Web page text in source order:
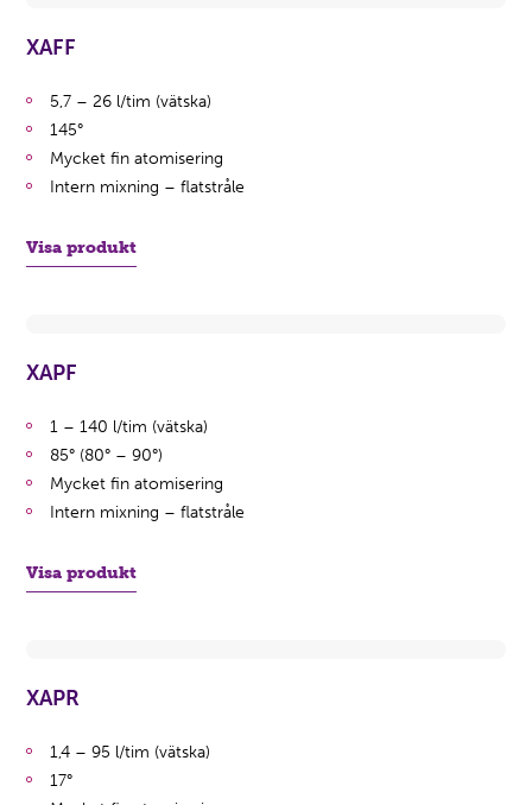
XAFF
5,7 – 26 l/tim (vätska)
145°
Mycket fin atomisering
Intern mixning – flatstråle
Visa produkt
XAPF
1 – 140 l/tim (vätska)
85° (80° – 90°)
Mycket fin atomisering
Intern mixning – flatstråle
Visa produkt
XAPR
1,4 – 95 l/tim (vätska)
17°